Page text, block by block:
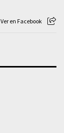
Ver en Facebook